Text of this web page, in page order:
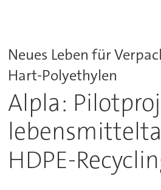
Neues Leben für
Hart-Polyethylen
Alpla:
HDPE-